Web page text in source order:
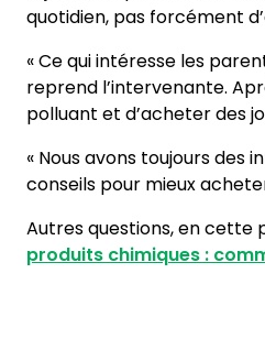
quotidien, pas forcément
« Ce qui intéresse les
reprend l’intervenante.
polluant et d’acheter des
« Nous avons toujours des
conseils pour mieux
Autres questions, en cette
produits chimiques :